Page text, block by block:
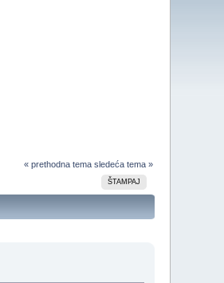
« prethodna tema sledeća tema »
ŠTAMPAJ